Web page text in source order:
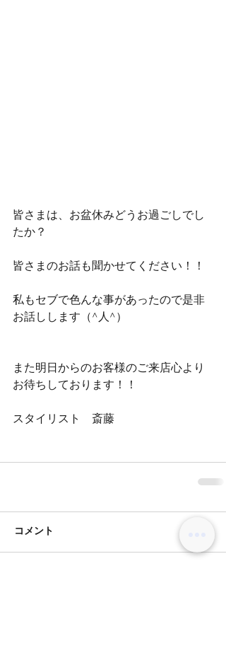
皆さまは、お盆休みどうお過ごしでし
たか？
皆さまのお話も聞かせてください！！
私もセブで色んな事があったので是非
お話しします（^人^）
また明日からのお客様のご来店心より
お待ちしております！！
スタイリスト　斎藤
コメント